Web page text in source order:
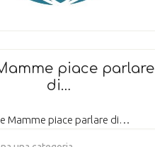
piace parlare
di…
Mamme piace parlare di…